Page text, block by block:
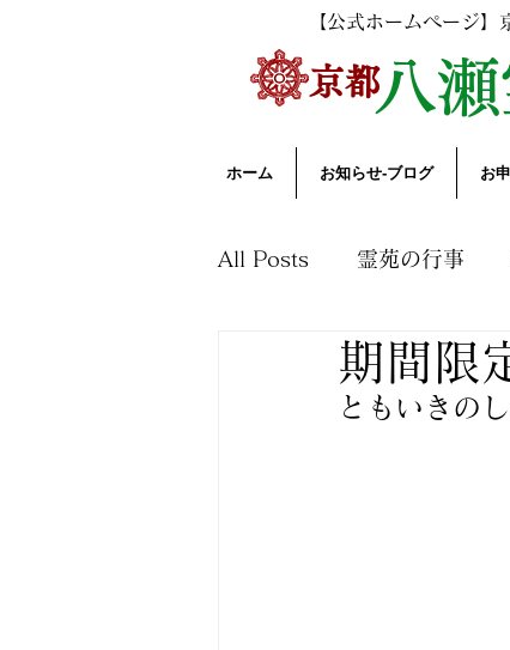
​京都​八
ホーム お知らせ-ブログ お
【公式ホームページ】
All Posts 霊苑の行事
花木園と自然 法要
期間限
ともいきの